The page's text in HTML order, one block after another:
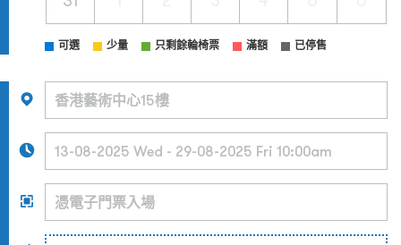
可選 少量 只剩餘輪椅票 滿額 已停售